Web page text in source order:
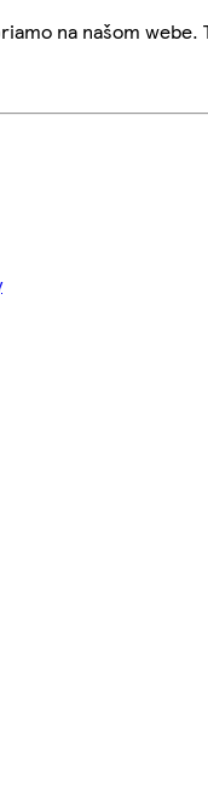
na našom